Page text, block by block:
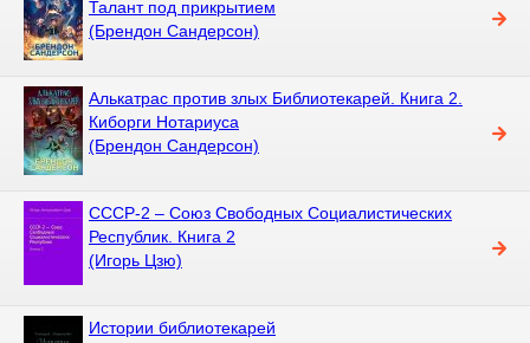
Талант под прикрытием
(Брендон Сандерсон)
Алькатрас против злых Библиотекарей. Книга 2.
Киборги Нотариуса
(Брендон Сандерсон)
СССР-2 – Союз Свободных Социалистических
Республик. Книга 2
(Игорь Цзю)
Истории библиотекарей